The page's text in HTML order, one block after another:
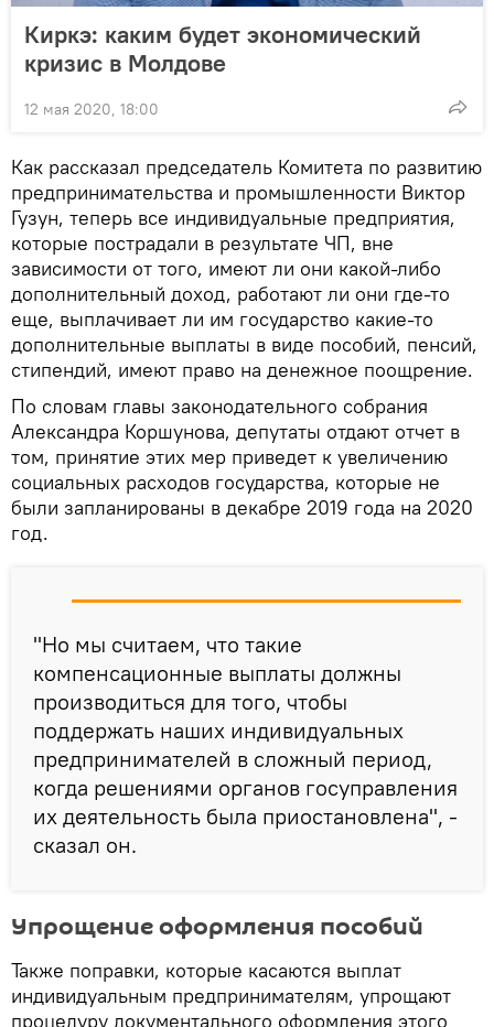
Киркэ: каким будет экономический
кризис в Молдове
12 мая 2020, 18:00
Как рассказал председатель Комитета по развитию
предпринимательства и промышленности Виктор
Гузун, теперь все индивидуальные предприятия,
которые пострадали в результате ЧП, вне
зависимости от того, имеют ли они какой-либо
дополнительный доход, работают ли они где-то
еще, выплачивает ли им государство какие-то
дополнительные выплаты в виде пособий, пенсий,
стипендий, имеют право на денежное поощрение.
По словам главы законодательного собрания
Александра Коршунова, депутаты отдают отчет в
том, принятие этих мер приведет к увеличению
социальных расходов государства, которые не
были запланированы в декабре 2019 года на 2020
год.
"Но мы считаем, что такие
компенсационные выплаты должны
производиться для того, чтобы
поддержать наших индивидуальных
предпринимателей в сложный период,
когда решениями органов госуправления
их деятельность была приостановлена", -
сказал он.
Упрощение оформления пособий
Также поправки, которые касаются выплат
индивидуальным предпринимателям, упрощают
процедуру документального оформления этого